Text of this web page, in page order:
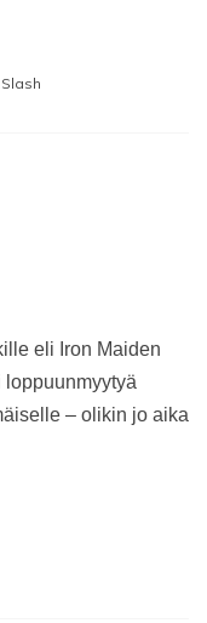
Slash
eli Iron Maiden
– olikin jo aika